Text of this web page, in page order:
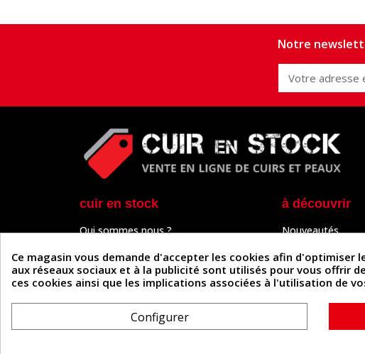
Notre
cuir en stock
Qui sommes nous ?
Paiement sécurisé
Un problème de connexion ?
Frais de livraison
Formulaire de rétractation
à découvrir
Nouveautés
Outils &
Tutos
Actualités
Ce magasin vous demande d'accepter les cookies afin
aux réseaux sociaux et à la publicité sont utilisés pour vous offrir
ces cookies ainsi que les implications associées à l'utilisation de
Configurer